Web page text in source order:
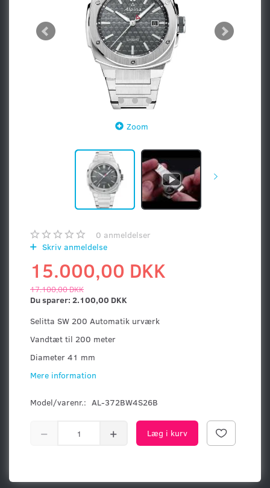
Zoom
0 anmeldelser
Skriv anmeldelse
15.000,00 DKK
17.100,00 DKK
Du sparer: 2.100,00 DKK
Selitta SW 200 Automatik urværk
Vandtæt til 200 meter
Diameter 41 mm
Mere information
Model/varenr.: AL-372BW4S26B
Læg i kurv